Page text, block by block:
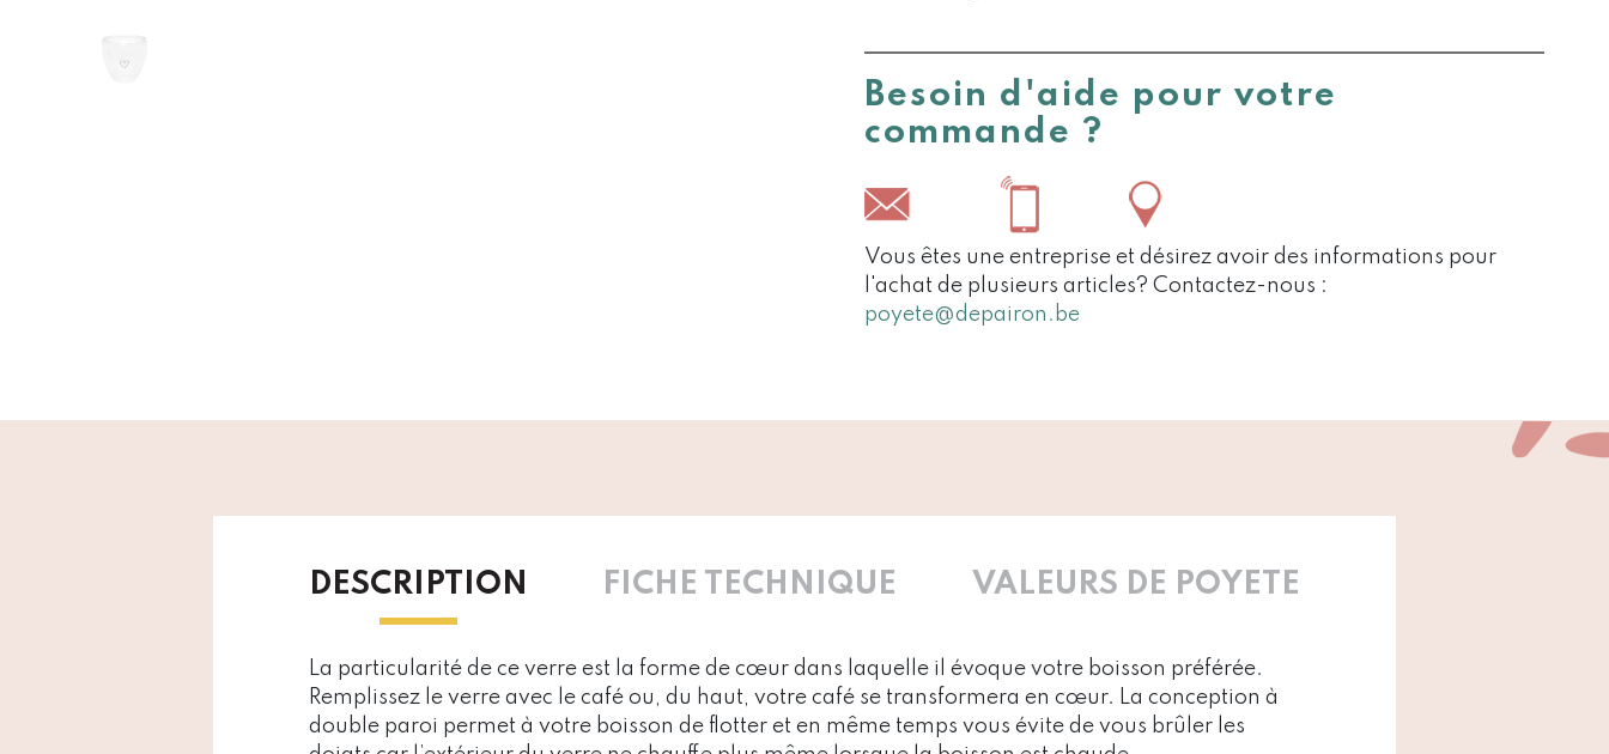
Besoin d'aide pour votre
commande ?
Vous êtes une entreprise et désirez avoir des informations pour
l'achat de plusieurs articles? Contactez-nous :
poyete@depairon.be
DESCRIPTION FICHE TECHNIQUE VALEURS DE POYETE
La particularité de ce verre est la forme de cœur dans laquelle il évoque votre boisson préférée.
Remplissez le verre avec le café ou, du haut, votre café se transformera en cœur. La conception à
double paroi permet à votre boisson de flotter et en même temps vous évite de vous brûler les